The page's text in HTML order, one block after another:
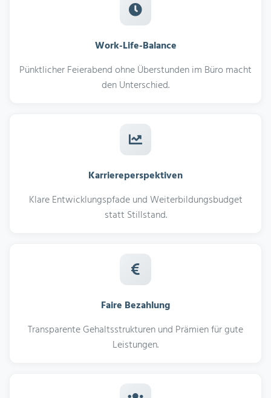
Work-Life-Balance
Pünktlicher Feierabend ohne Überstunden im Büro macht
den Unterschied.
Karriereperspektiven
Klare Entwicklungspfade und Weiterbildungsbudget
statt Stillstand.
Faire Bezahlung
Transparente Gehaltsstrukturen und Prämien für gute
Leistungen.